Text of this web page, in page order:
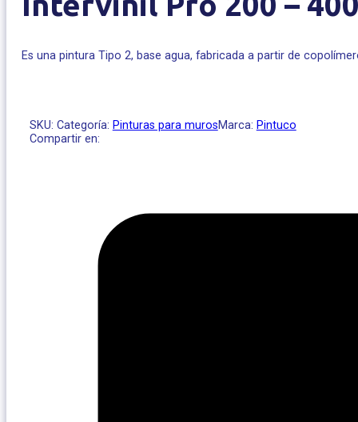
Es una pintura Tipo 2, base agua, fabricada a partir de
SKU: Categoría: Pinturas para murosMarca: Pintuco
Compartir en: